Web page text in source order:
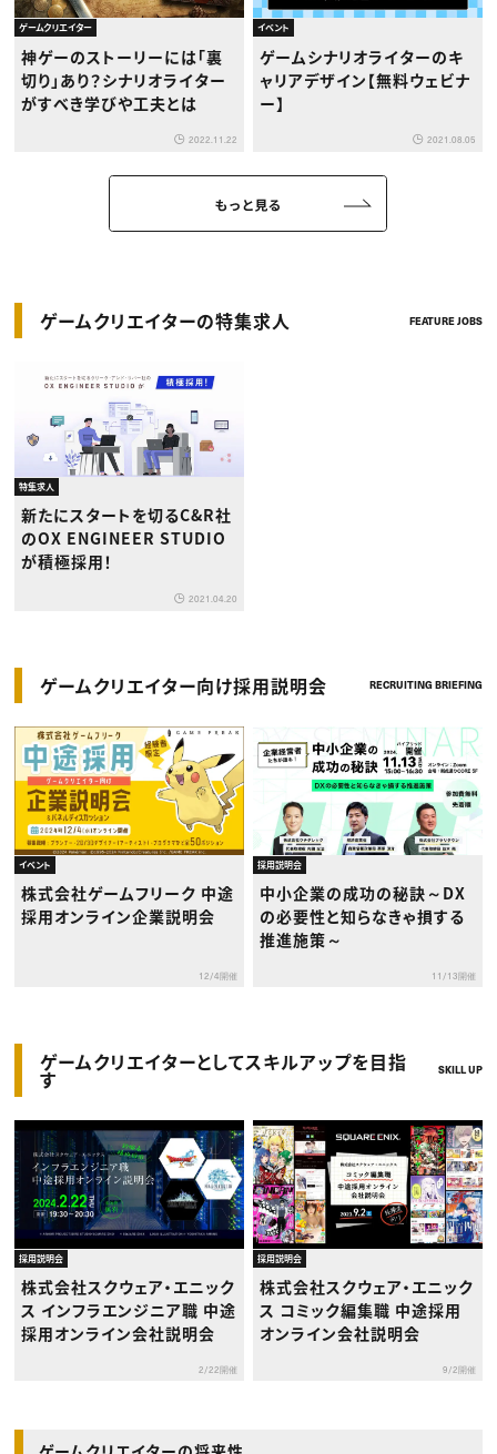
ゲームクリエイター
神ゲーのストーリーには「裏
切り」あり？シナリオライター
がすべき学びや工夫とは
2022.11.22
イベント
ゲームシナリオライターのキ
ャリアデザイン【無料ウェビナ
ー】
2021.08.05
ゲームクリエイターの特集求人 FEATURE JOBS
特集求人
新たにスタートを切るC&R社
のOX ENGINEER STUDIO
が積極採用！
2021.04.20
ゲームクリエイター向け採用説明会 RECRUITING BRIEFING
イベント
株式会社ゲームフリーク 中途
採用オンライン企業説明会
12/4開催
採用説明会
中小企業の成功の秘訣～DX
の必要性と知らなきゃ損する
推進施策～
11/13開催
ゲームクリエイターとしてスキルアップを目指
す SKILL UP
採用説明会
株式会社スクウェア・エニック
ス インフラエンジニア職 中途
採用オンライン会社説明会
2/22開催
採用説明会
株式会社スクウェア・エニック
ス コミック編集職 中途採用
オンライン会社説明会
9/2開催